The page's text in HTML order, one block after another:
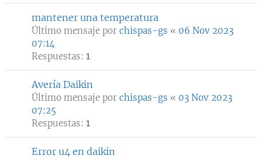
mantener una temperatura
Último mensaje por chispas-gs « 06 Nov 2023
07:14
Respuestas: 1
Avería Daikin
Último mensaje por chispas-gs « 03 Nov 2023
07:25
Respuestas: 1
Error u4 en daikin